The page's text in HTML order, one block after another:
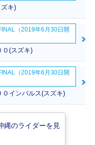
キ)
（2019年6月30日開
０(スズキ)
（2019年6月30日開
インパルス(スズキ)
縄のライダーを見